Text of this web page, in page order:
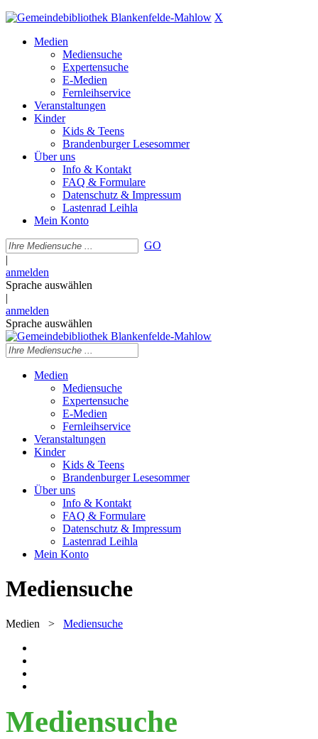
X
Medien
Mediensuche
Expertensuche
E-Medien
Fernleihservice
Veranstaltungen
Kinder
Kids & Teens
Brandenburger Lesesommer
Über uns
Info & Kontakt
FAQ & Formulare
Datenschutz & Impressum
Lastenrad Leihla
Mein Konto
GO
|
anmelden
Sprache auswählen
|
anmelden
Sprache auswählen
Medien
Mediensuche
Expertensuche
E-Medien
Fernleihservice
Veranstaltungen
Kinder
Kids & Teens
Brandenburger Lesesommer
Über uns
Info & Kontakt
FAQ & Formulare
Datenschutz & Impressum
Lastenrad Leihla
Mein Konto
Mediensuche
Medien > Mediensuche
Mediensuche